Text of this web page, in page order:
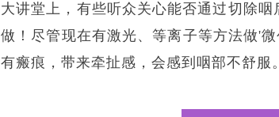
大讲堂上，有些听众关心能否通过切除
做！尽管现在有激光、等离子等方法做'
有瘢痕，带来牵扯感，会感到咽部不舒服